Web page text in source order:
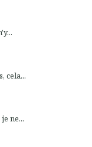
cela...
ne...